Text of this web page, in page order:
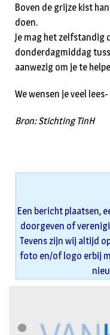
Boven de grijze kist
doen.
Je mag het zelfstandig
donderdagmiddag
aanwezig om je te
We wensen je veel
Bron: Stichting TinH
Een bericht plaatsen,
doorgeven of
Tevens zijn wij altijd
foto en/of logo erbij